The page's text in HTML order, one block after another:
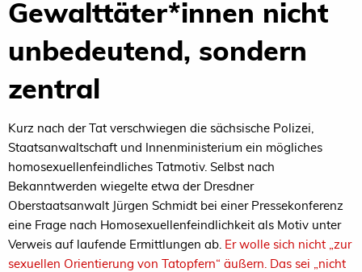
Gewalttäter*innen nicht
unbedeutend, sondern
zentral
Kurz nach der Tat verschwiegen die sächsische Polizei,
Staatsanwaltschaft und Innenministerium ein mögliches
homosexuellenfeindliches Tatmotiv. Selbst nach
Bekanntwerden wiegelte etwa der Dresdner
Oberstaatsanwalt Jürgen Schmidt bei einer Pressekonferenz
eine Frage nach Homosexuellenfeindlichkeit als Motiv unter
Verweis auf laufende Ermittlungen ab. Er wolle sich nicht „zur
sexuellen Orientierung von Tatopfern“ äußern. Das sei „nicht